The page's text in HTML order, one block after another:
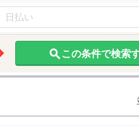
この条件で検索